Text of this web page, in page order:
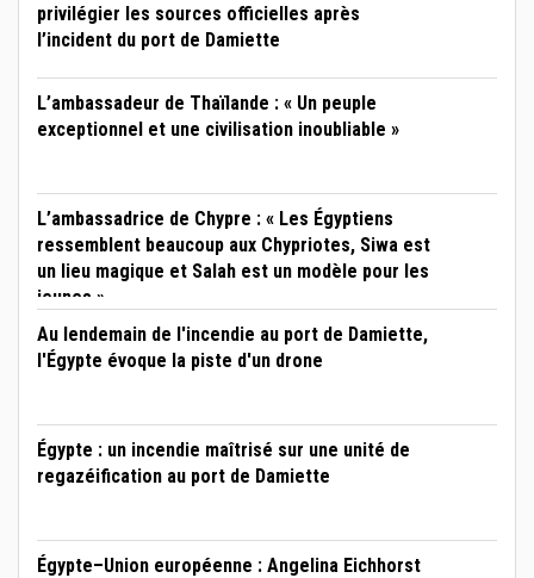
privilégier les sources officielles après
l’incident du port de Damiette
L’ambassadeur de Thaïlande : « Un peuple
exceptionnel et une civilisation inoubliable »
L’ambassadrice de Chypre : « Les Égyptiens
ressemblent beaucoup aux Chypriotes, Siwa est
un lieu magique et Salah est un modèle pour les
jeunes »
Au lendemain de l'incendie au port de Damiette,
l'Égypte évoque la piste d'un drone
Égypte : un incendie maîtrisé sur une unité de
regazéification au port de Damiette
Égypte–Union européenne : Angelina Eichhorst